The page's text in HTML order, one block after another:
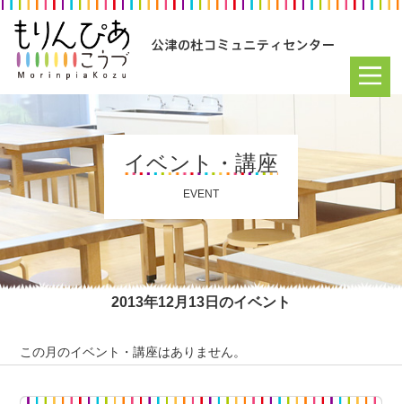
イベント・講座
EVENT
2013年12月13日のイベント
この月のイベント・講座はありません。